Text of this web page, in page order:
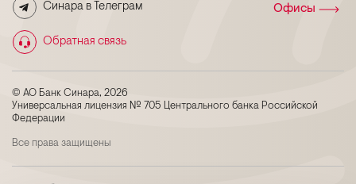
© АО Банк Синара, 2026
Универсальная лицензия № 705 Центрального банка Российской
Федерации
Все права защищены
Синара в Телеграм
Обратная связь
Офисы